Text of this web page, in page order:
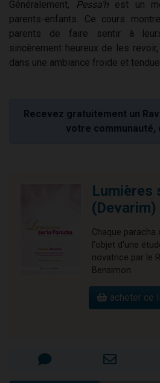
Généralement, Pessa’hest un
parents-enfants. Ce cours
parents de faire sentir à
sincèrement heureux de les
dans une ambiance froide et tendue.
Recevez gratuitement un
votre communauté,
Lumières
(Devarim)
Chaque paracha
l'objet d'une
novatrice par le
Bensimon.
acheter ce